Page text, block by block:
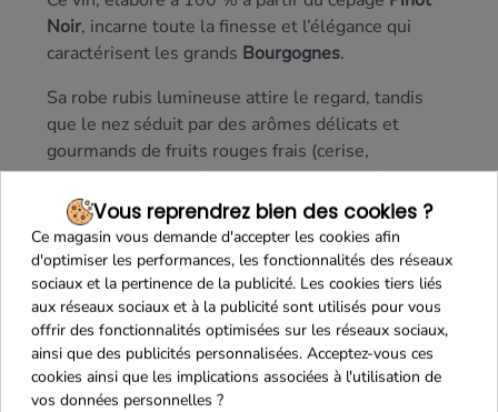
Noir, incarne toute la finesse et l’élégance qui
caractérisent les grands Bourgognes.
Sa robe rubis lumineuse attire le regard, tandis
que le nez séduit par des arômes délicats et
gourmands de fruits rouges frais (cerise,
framboise et groseille) enrichis de notes florales
subtiles et d’une légère touche épicée, reflet d’un
terroir riche et authentique.
En bouche, il exprime une belle rondeur et une
fraîcheur équilibrée, avec des tanins fins qui
soutiennent la gourmandise du fruit sans en
masquer la délicatesse. La finale est longue,
élégante et offre une agréable sensation de
pureté.
Vous reprendrez bien des cookies ?
Ce magasin vous demande d'accepter les cookies afin
d'optimiser les performances, les fonctionnalités des réseaux
sociaux et la pertinence de la publicité. Les cookies tiers liés
aux réseaux sociaux et à la publicité sont utilisés pour vous
offrir des fonctionnalités optimisées sur les réseaux sociaux,
ainsi que des publicités personnalisées. Acceptez-vous ces
cookies ainsi que les implications associées à l'utilisation de
vos données personnelles ?